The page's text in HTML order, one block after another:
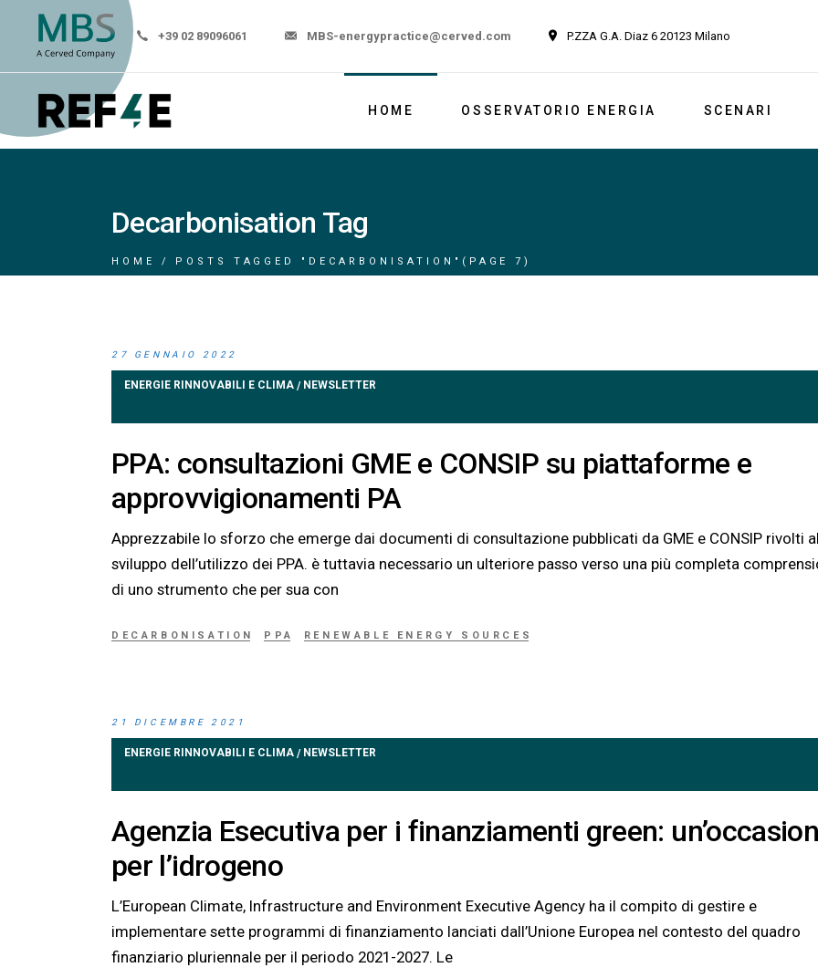
+39 02 89096061 MBS-energypractice@cerved.com P.ZZA G.A. Diaz 6 20123 Milano
HOME OSSERVATORIO ENERGIA
Reports
SCENARI
Decarbonisation Tag
HOME POSTS TAGGED "DECARBONISATION" (PAGE 7)
27 GENNAIO 2022
ENERGIE RINNOVABILI E CLIMA / NEWSLETTER
PPA: consultazioni GME e CONSIP su piattaforme e
approvvigionamenti PA
Apprezzabile lo sforzo che emerge dai documenti di consultazione pubblicati da GME e CONSIP rivolti
sviluppo dell’utilizzo dei PPA. è tuttavia necessario un ulteriore passo verso una più completa
di uno strumento che per sua con
DECARBONISATION PPA RENEWABLE ENERGY SOURCES
21 DICEMBRE 2021
ENERGIE RINNOVABILI E CLIMA / NEWSLETTER
Agenzia Esecutiva per i finanziamenti green:
per l’idrogeno
L’European Climate, Infrastructure and Environment Executive Agency ha il compito di gestire e
implementare sette programmi di finanziamento lanciati dall’Unione Europea nel contesto del quadro
finanziario pluriennale per il periodo 2021-2027. Le